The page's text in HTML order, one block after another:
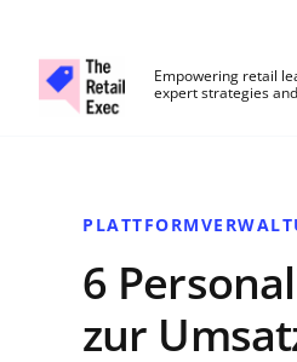
Empowering retail
expert strategies
6
zur